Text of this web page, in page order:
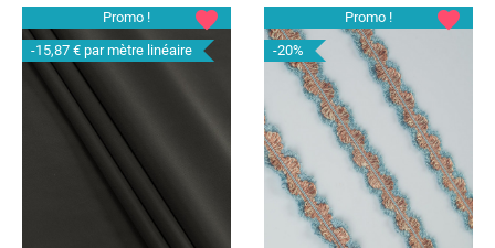
Promo !
-15,87 € par mètre linéaire
favorite
Promo !
-20%
favorite